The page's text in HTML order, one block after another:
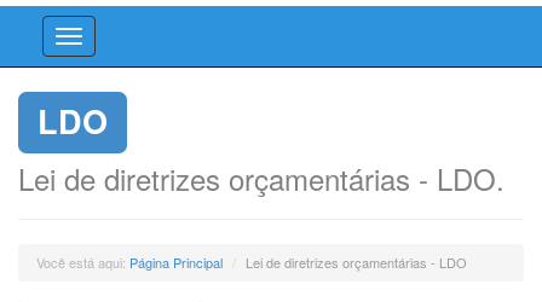
LDO
Lei de diretrizes orçamentárias - LDO.
Você está aqui: Página Principal Lei de diretrizes orçamentárias - LDO